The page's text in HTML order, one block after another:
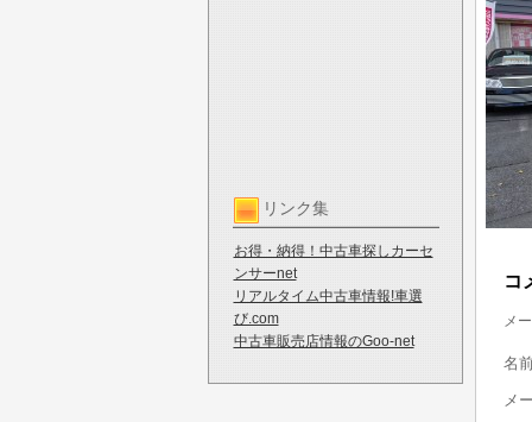
リンク集
お得・納得！中古車探しカーセ
ンサーnet
リアルタイム中古車情報!車選
び.com
中古車販売店情報のGoo-net
コ
メ
名
メ